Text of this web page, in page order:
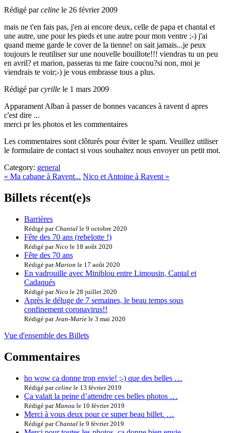
Rédigé parceline le 26 février 2009
mais ne t'en fais pas, j'en ai encore deux, celle de papa et chantal et
une autre, une pour les pieds et une autre pour mon ventre ;-) j'ai
quand meme garde le cover de la tienne! on sait jamais...je peux
toujours le reutiliser sur une nouvelle bouillote!!! viendras tu un peu
en avril? et marion, passeras tu me faire coucou?si non, moi je
viendrais te voir;-) je vous embrasse tous a plus.
Rédigé parcyrille le 1 mars 2009
Apparament Alban à passer de bonnes vacances à ravent d apres
c'est dire ...
merci pr les photos et les commentaires
Les commentaires sont clôturés pour éviter le spam. Veuillez utiliser
le formulaire de contact si vous souhaitez nous envoyer un petit mot.
Category: general
« Ma cabane à Ravent... Nico et Antoine à Ravent »
Billets récent(e)s
Barrières
Rédigé parChantal le 9 octobre 2020
Fête des 70 ans (rebelotte !)
Rédigé par Nico le 18 août 2020
Fête des 70 ans
Rédigé par Marion le 17 août 2020
En vadrouille avec Miniblou entre Limousin, Cantal et
Cadaqués
Rédigé par Nico le 28 juillet 2020
Après le déluge de 7 semaines, le beau temps sous
confinement coronavirus!!
Rédigé parJean-Marie le 3 mai 2020
Vue d'ensemble des Billets
Commentaires
ho wow ca donne trop envie! ;-) que des belles …
Rédigé parceline le 13 février 2019
Ça valait la peine d’attendre ces belles photos …
Rédigé par Manou le 10 février 2019
Merci à vous deux pour ce super beau billet. …
Rédigé parChantal le 9 février 2019